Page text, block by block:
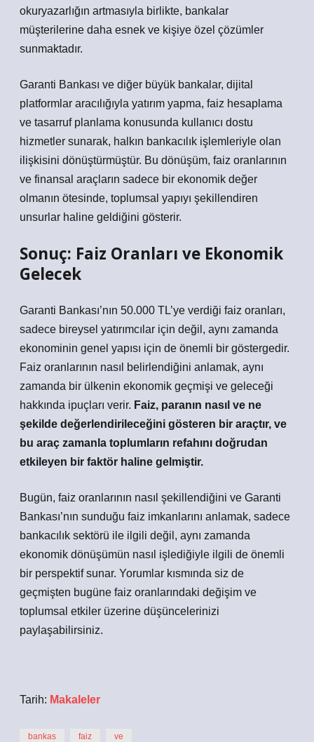
okuryazarlığın artmasıyla birlikte, bankalar
müşterilerine daha esnek ve kişiye özel çözümler
sunmaktadır.
Garanti Bankası ve diğer büyük bankalar, dijital
platformlar aracılığıyla yatırım yapma, faiz hesaplama
ve tasarruf planlama konusunda kullanıcı dostu
hizmetler sunarak, halkın bankacılık işlemleriyle olan
ilişkisini dönüştürmüştür. Bu dönüşüm, faiz oranlarının
ve finansal araçların sadece bir ekonomik değer
olmanın ötesinde, toplumsal yapıyı şekillendiren
unsurlar haline geldiğini gösterir.
Sonuç: Faiz Oranları ve Ekonomik
Gelecek
Garanti Bankası’nın 50.000 TL’ye verdiği faiz oranları,
sadece bireysel yatırımcılar için değil, aynı zamanda
ekonominin genel yapısı için de önemli bir göstergedir.
Faiz oranlarının nasıl belirlendiğini anlamak, aynı
zamanda bir ülkenin ekonomik geçmişi ve geleceği
hakkında ipuçları verir. Faiz, paranın nasıl ve ne
şekilde değerlendirileceğini gösteren bir araçtır, ve
bu araç zamanla toplumların refahını doğrudan
etkileyen bir faktör haline gelmiştir.
Bugün, faiz oranlarının nasıl şekillendiğini ve Garanti
Bankası’nın sunduğu faiz imkanlarını anlamak, sadece
bankacılık sektörü ile ilgili değil, aynı zamanda
ekonomik dönüşümün nasıl işlediğiyle ilgili de önemli
bir perspektif sunar. Yorumlar kısmında siz de
geçmişten bugüne faiz oranlarındaki değişim ve
toplumsal etkiler üzerine düşüncelerinizi
paylaşabilirsiniz.
Tarih: Makaleler
bankas faiz ve